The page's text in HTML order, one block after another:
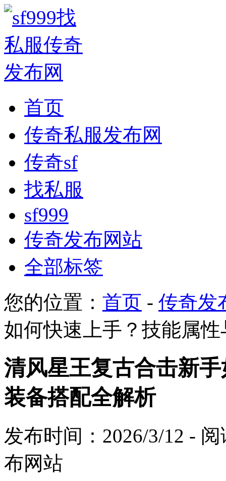
首页
传奇私服发布网
传奇sf
找私服
sf999
传奇发布网站
全部标签
您的位置： 首页 - 传奇发
如何快速上手？技能属
清风星王复古合击新
装备搭配全解析
发布时间：2026/3/12 -
布网站